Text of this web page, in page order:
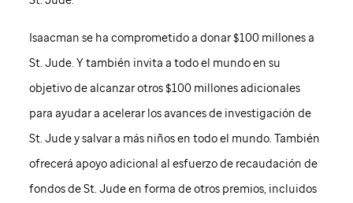
Isaacman se ha comprometido a donar $100 millones a
St. Jude. Y también invita a todo el mundo en su
objetivo de alcanzar otros $100 millones adicionales
para ayudar a acelerar los avances de investigación de
St. Judey salvar a más niños en todo el mundo. También
ofrecerá apoyo adicional al esfuerzo de recaudación de
fondos deSt. Judeen forma de otros premios, incluidos